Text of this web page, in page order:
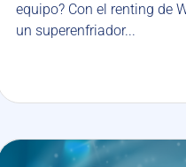
equipo? Con el renting de
un superenfriador...